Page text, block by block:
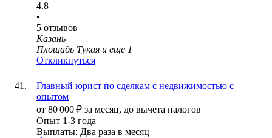
4.8
•
5 отзывов
Казань
Площадь Тукая и еще 1
Откликнуться
Главный юрист по сделкам с недвижимостью с
опытом
от 80 000 ₽ за месяц, до вычета налогов
Опыт 1-3 года
Выплаты: Два раза в месяц